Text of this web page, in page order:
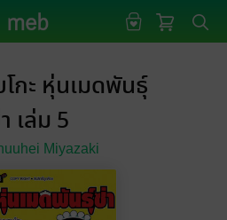
กะ หุ่นเมดพันธุ์
เล่ม 5
Miyazaki